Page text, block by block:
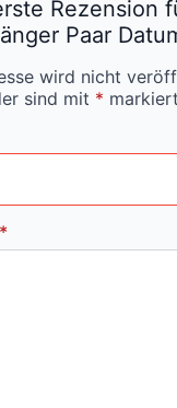
Rezension
Paar
wird nicht
sind mit * markiert
*